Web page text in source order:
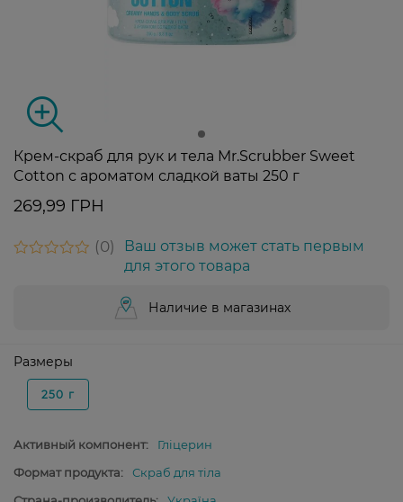
Крем-скраб для рук и тела Mr.Scrubber Sweet
Cotton с ароматом сладкой ваты 250 г
269,99 ГРН
0
Ваш отзыв может стать первым
для этого товара
Наличие в магазинах
Размеры
250 г
Активный компонент:
Гліцерин
Формат продукта:
Скраб для тіла